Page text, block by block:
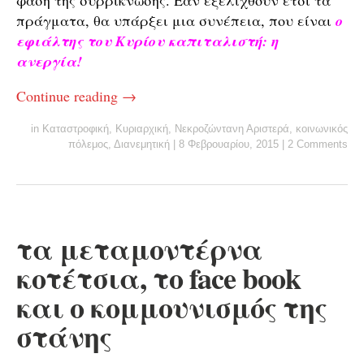
πράγματα, θα υπάρξει μια συνέπεια, που είναι ο
εφιάλτης του Κυρίου καπιταλιστή: η
ανεργία!
Continue reading →
in Καταστροφική, Κυριαρχική, Νεκροζώντανη Αριστερά, κοινωνικός
πόλεμος, Διανεμητική 8 Φεβρουαρίου, 2015 2 Comments
τα μεταμοντέρνα
κοτέτσια, το face book
και ο κομμουνισμός της
στάνης